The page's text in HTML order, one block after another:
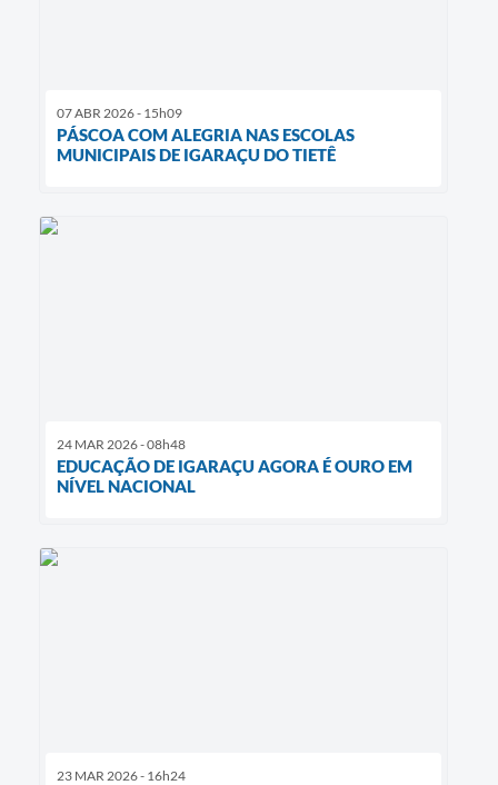
07 ABR 2026 - 15h09
PÁSCOA COM ALEGRIA NAS ESCOLAS
MUNICIPAIS DE IGARAÇU DO TIETÊ
24 MAR 2026 - 08h48
EDUCAÇÃO DE IGARAÇU AGORA É OURO EM
NÍVEL NACIONAL
23 MAR 2026 - 16h24